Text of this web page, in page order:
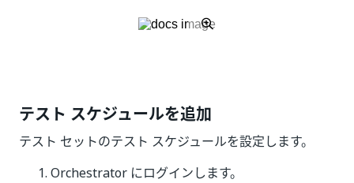
テスト スケジュールを追加
テスト セットのテスト スケジュールを設定します。
Orchestrator にログインします。